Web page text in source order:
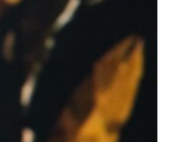
a